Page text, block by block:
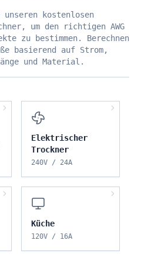
unseren kostenlosen
um den richtigen AWG
zu bestimmen. Berechnen
basierend auf Strom,
und Material.
Elektrischer
Trockner
240V / 24A
Küche
120V / 16A